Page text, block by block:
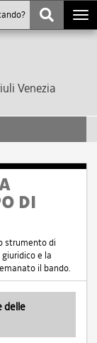
Venezia
DI
strumento di
e la
il bando.
delle